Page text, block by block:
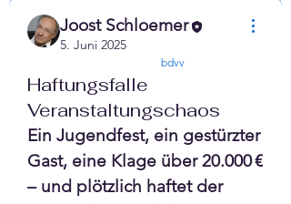
Joost Schloemer
5. Juni 2025
bdvv
Haftungsfalle
Veranstaltungschaos
Ein Jugendfest, ein gestürzter
Gast, eine Klage über 20.000 €
– und plötzlich haftet der